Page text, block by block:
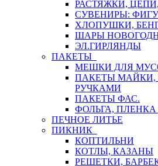
РАСТЯЖКИ,
СУВЕНИРЫ:
ХЛОПУШКИ,
ШАРЫ
ЭЛ.ГИРЛЯНДЫ
ПАКЕТЫ
МЕШКИ ДЛЯ
ПАКЕТЫ МАЙКИ,
РУЧКАМИ
ПАКЕТЫ ФАС.
ФОЛЬГА,
ПЕЧНОЕ ЛИТЬЕ
ПИКНИК
КОПТИЛЬНИ
КОТЛЫ, КАЗАНЫ
РЕШЕТКИ,